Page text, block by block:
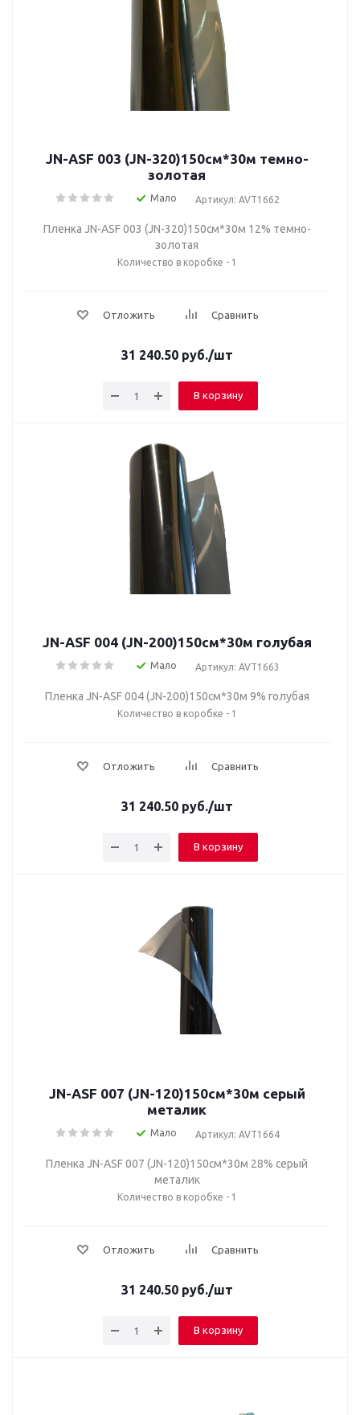
JN-ASF 003 (JN-320)150см*30м темно-
золотая
Мало Артикул: AVT1662
Пленка JN-ASF 003 (JN-320)150см*30м 12% темно-
золотая
Количество в коробке - 1
Отложить Сравнить
31 240.50 руб./шт
В корзину
JN-ASF 004 (JN-200)150см*30м голубая
Мало Артикул: AVT1663
Пленка JN-ASF 004 (JN-200)150см*30м 9% голубая
Количество в коробке - 1
Отложить Сравнить
31 240.50 руб./шт
В корзину
JN-ASF 007 (JN-120)150см*30м серый
металик
Мало Артикул: AVT1664
Пленка JN-ASF 007 (JN-120)150см*30м 28% серый
металик
Количество в коробке - 1
Отложить Сравнить
31 240.50 руб./шт
В корзину